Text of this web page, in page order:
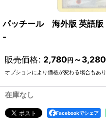
パッチール 海外版 英語
-
販売価格: 2,780円 ～3,280
オプションにより価格が変わる場合もあり
在庫なし
Facebookでシェア